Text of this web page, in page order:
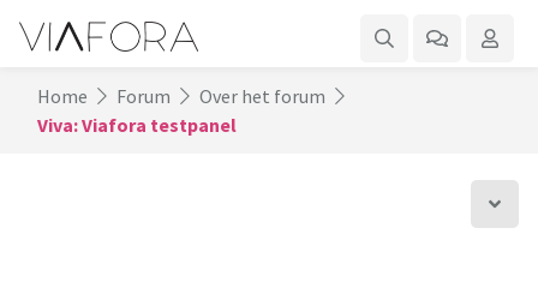
Home Forum
Over het forum
Viva: Viafora testpanel